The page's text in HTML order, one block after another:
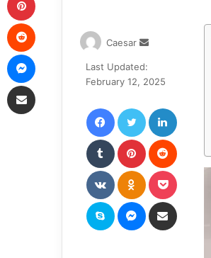
Caesar
Send
Last Updated:
February 12, 2025
FacebookTwitter
Tumblr Pinterest
VKontakteOdnoklassniki
Pocket
Skype Messenger